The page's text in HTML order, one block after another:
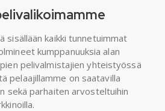
sisällään kaikki tunnetuimmat
kumppanuuksia alan
pelivalmistajien yhteistyössä
pelaajillamme on saatavilla
sekä parhaiten arvosteltuihin